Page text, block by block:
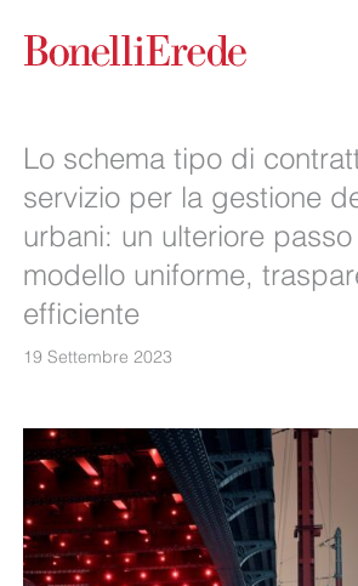
Lo schema tipo di
servizio per la gestione
urbani: un ulteriore
modello uniforme,
efficiente
19 Settembre 2023